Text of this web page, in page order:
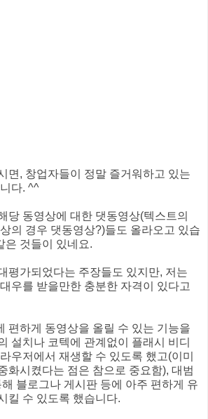
면, 창업자들이 정말 즐거워하고 있는
다. ^^
당 동영상에 대한 댓동영상(텍스트의
의 경우 댓동영상?)들도 올라오고 있습
은 것들이 있네요.
평가되었다는 주장들도 있지만, 저는
우를 받을만한 충분한 자격이 있다고
편하게 동영상을 올릴 수 있는 기능을
설치나 코텍에 관계없이 플래시 비디
우저에서 재생할 수 있도록 했고(이미
화시켰다는 점은 참으로 중요함), 대범
블로그나 게시판 등에 아주 편하게 유
킬 수 있도록 했습니다.